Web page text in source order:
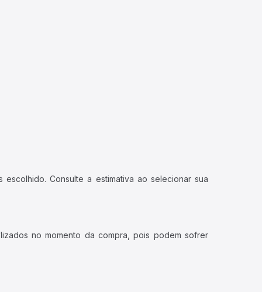
Consulte a estimativa ao selecionar sua
no momento da compra, pois podem sofrer